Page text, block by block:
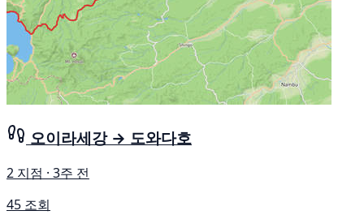
오이라세강 → 도와다호
2 지점 · 3주 전
45 조회